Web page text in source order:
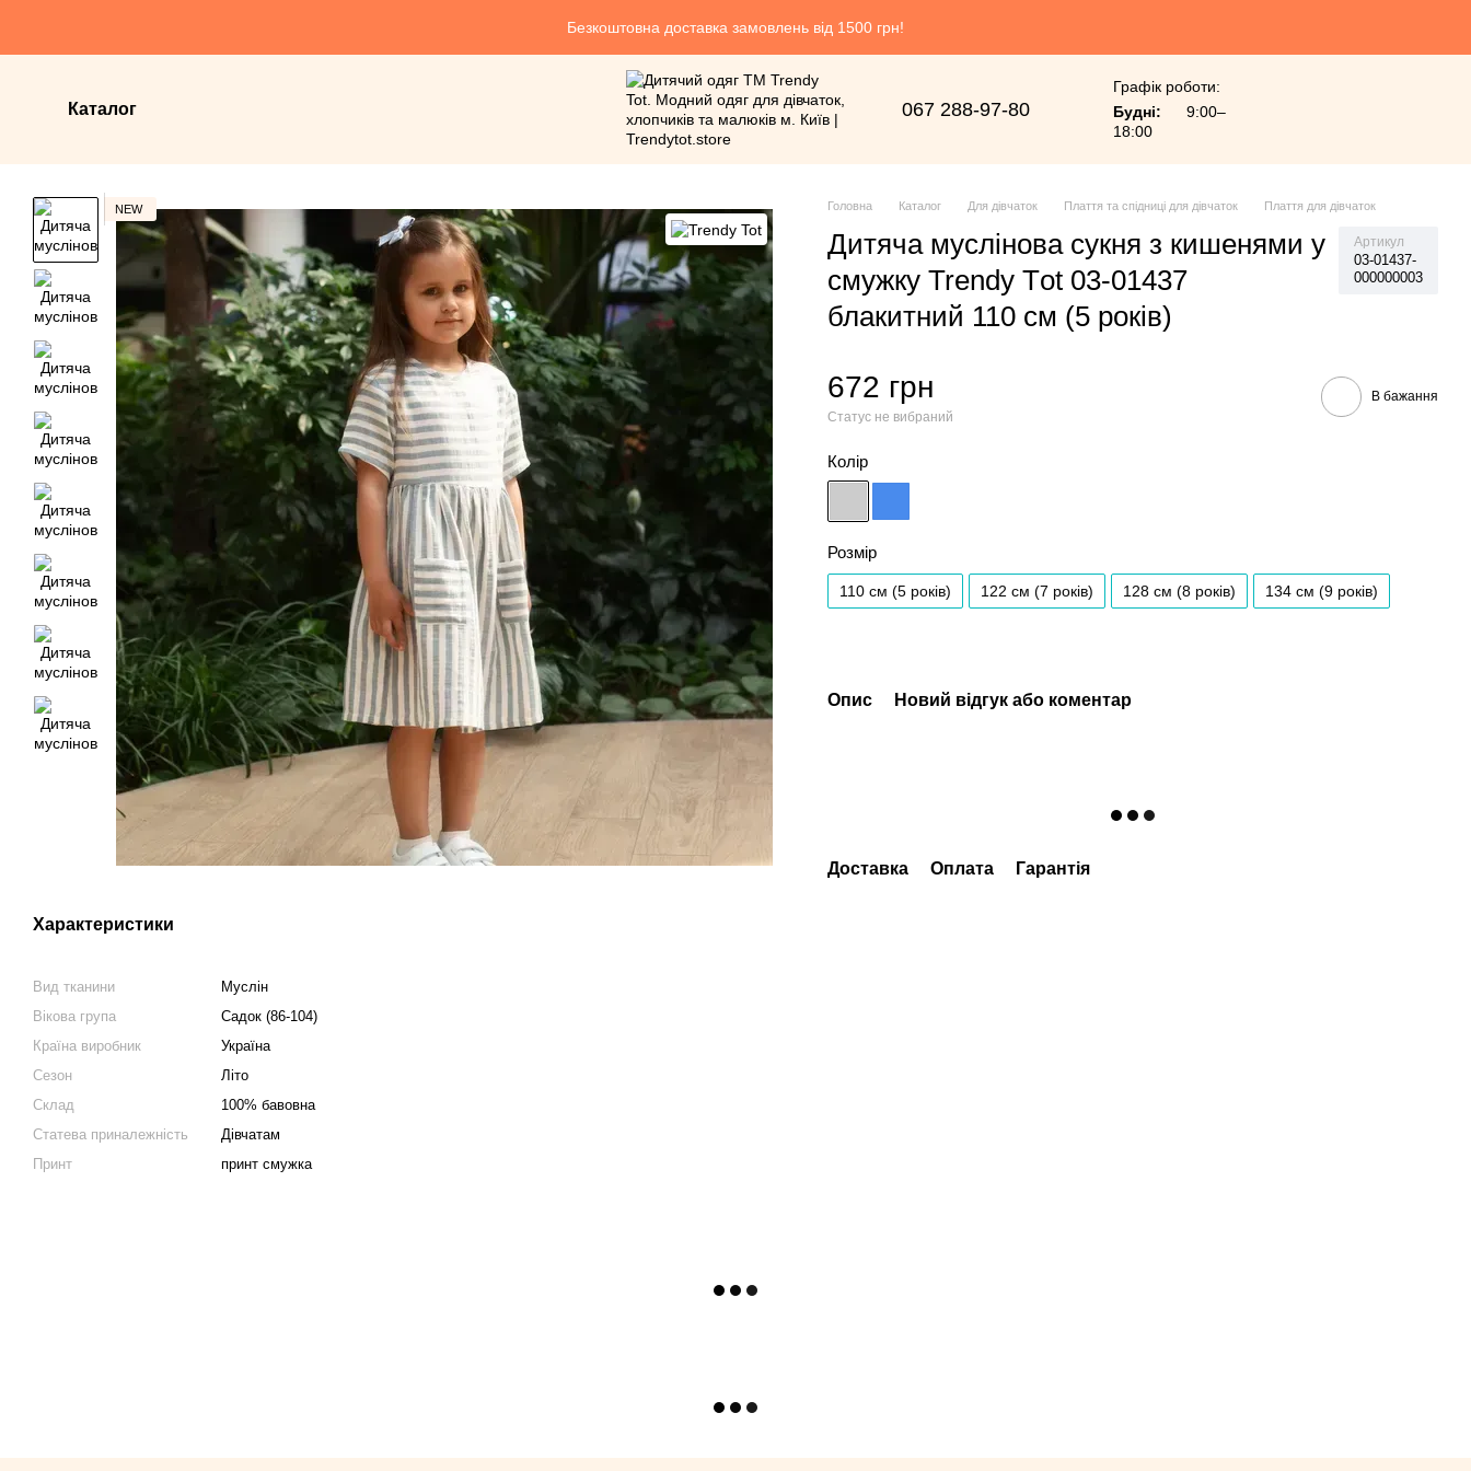
Безкоштовна доставка замовлень від 1500 грн!
Каталог 067 288-97-80
Графік роботи:
Будні:
9:00–
18:00
NEW
Характеристики
Вид тканини
Муслін
Вікова група
Садок (86-104)
Країна виробник
Україна
Сезон
Літо
Склад
100% бавовна
Статева приналежність
Дівчатам
Принт
принт смужка
Головна Каталог Для дівчаток Плаття та спідниці для дівчаток Плаття для дівчаток
Дитяча муслінова сукня з кишенями у
смужку Trendy Тot 03-01437
блакитний 110 см (5 років)
Артикул
03-01437-
000000003
672 грн
Статус не вибраний
В бажання
Колір
Розмір
110 см (5 років) 122 см (7 років) 128 см (8 років) 134 см (9 років)
Опис Новий відгук або коментар
Доставка Оплата Гарантія